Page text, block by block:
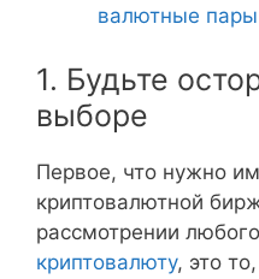
валютные пары
1. Будьте
выборе
Первое, что нужно
криптовалютной
рассмотрении
криптовалюту, это